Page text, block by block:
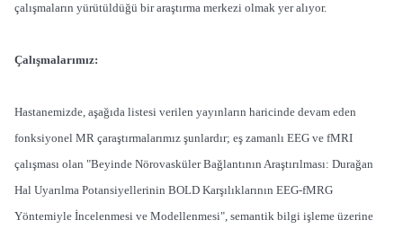
çalışmaların yürütüldüğü bir araştırma merkezi olmak yer alıyor.
Çalışmalarımız:
Hastanemizde, aşağıda listesi verilen yayınların haricinde devam eden
fonksiyonel MR çaraştırmalarımız şunlardır; eş zamanlı EEG ve fMRI
çalışması olan "Beyinde Nörovasküler Bağlantının Araştırılması: Durağan
Hal Uyarılma Potansiyellerinin BOLD Karşılıklarının EEG-fMRG
Yöntemiyle İncelenmesi ve Modellenmesi", semantik bilgi işleme üzerine